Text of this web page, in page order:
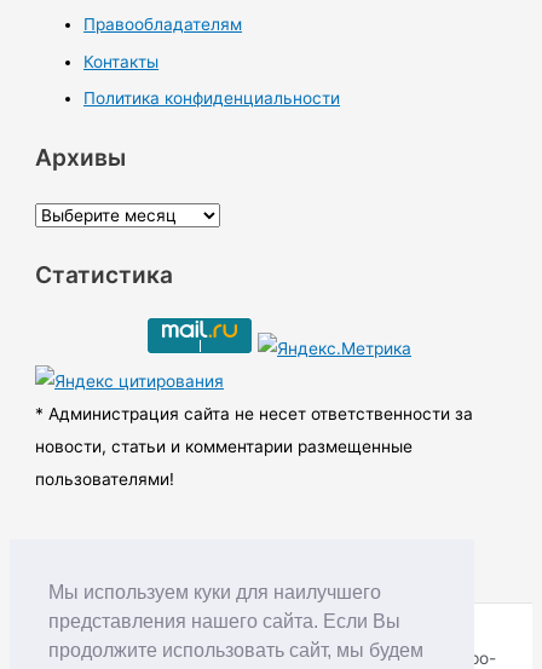
Мы используем куки для наилучшего
представления нашего сайта. Если Вы
продолжите использовать сайт, мы будем
Правообладателям
Контакты
Политика конфиденциальности
Архивы
А
х
ы
Статистика
* Администрация сайта не несет ответственности за
новости, статьи и комментарии размещенные
пользователями!
Copyright © RUDNIK.MOBI 28.06.2008 - 2026 | Северо-